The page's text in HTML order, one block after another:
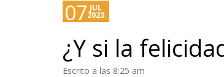
07 JUL
2023
¿Y si la
Escrito a las 8:25 am